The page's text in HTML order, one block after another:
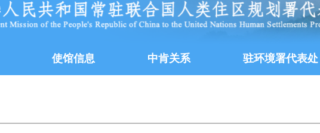
使馆信息 中肯关系 驻环境署代表处